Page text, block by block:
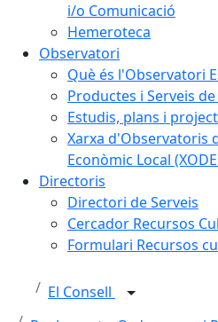
i/o Comunicació
Hemeroteca
Observatori
Què és l'Observatori
Productes i Serveis
Estudis, plans i
Xarxa d'Observatoris
Econòmic Local
Directoris
Directori de Serveis
Cercador Recursos
Formulari Recursos
El Consell